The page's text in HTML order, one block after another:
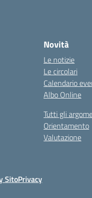
Novità
Le notizie
Le circolari
Calendario
Albo Online
Tutti gli
Orientamento
Valutazione
SitoPrivacy